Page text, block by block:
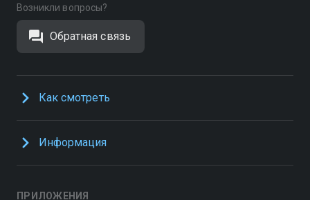
Возникли вопросы?
Обратная связь
Как смотреть
Информация
ПРИЛОЖЕНИЯ